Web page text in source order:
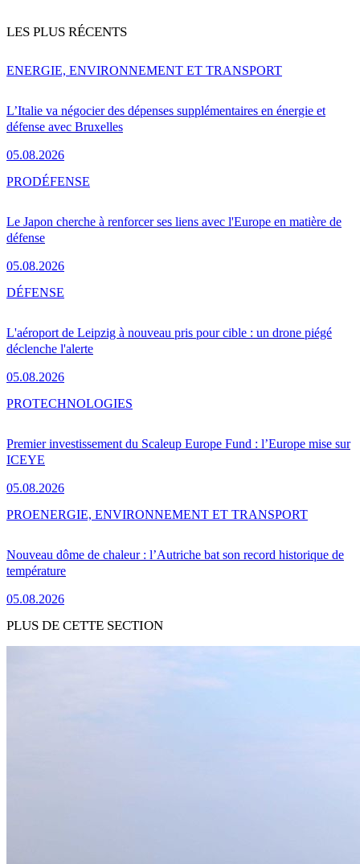
LES PLUS RÉCENTS
L’Italie va négocier des dépenses supplémentaires en énergie et
défense avec Bruxelles
05.08.2026
ENERGIE, ENVIRONNEMENT ET TRANSPORT
Le Japon cherche à renforcer ses liens avec l'Europe en matière de
défense
05.08.2026
PRODÉFENSE
L'aéroport de Leipzig à nouveau pris pour cible : un drone piégé
déclenche l'alerte
05.08.2026
DÉFENSE
Premier investissement du Scaleup Europe Fund : l’Europe mise sur
ICEYE
05.08.2026
PROTECHNOLOGIES
Nouveau dôme de chaleur : l’Autriche bat son record historique de
température
05.08.2026
PROENERGIE, ENVIRONNEMENT ET TRANSPORT
PLUS DE CETTE SECTION